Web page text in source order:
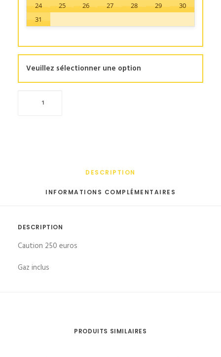
24
25 26 27 28 29
30
31
Veuillez sélectionner une option
DESCRIPTION
INFORMATIONS COMPLÉMENTAIRES
DESCRIPTION
Caution 250 euros
Gaz inclus
PRODUITS SIMILAIRES